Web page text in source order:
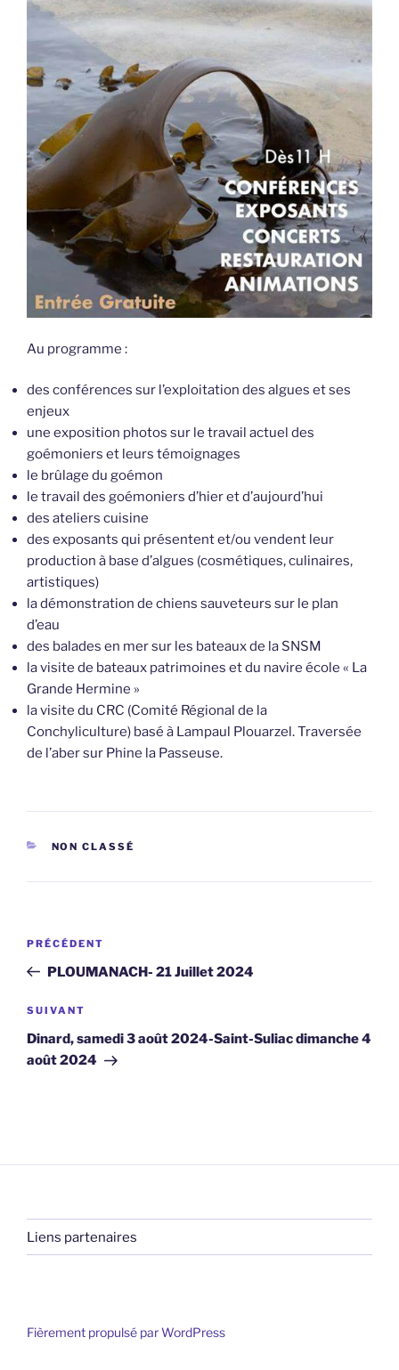
Au programme :
des conférences sur l’exploitation des algues et ses
enjeux
une exposition photos sur le travail actuel des
goémoniers et leurs témoignages
le brûlage du goémon
le travail des goémoniers d’hier et d’aujourd’hui
des ateliers cuisine
des exposants qui présentent et/ou vendent leur
production à base d’algues (cosmétiques, culinaires,
artistiques)
la démonstration de chiens sauveteurs sur le plan
d’eau
des balades en mer sur les bateaux de la SNSM
la visite de bateaux patrimoines et du navire école « La
Grande Hermine »
la visite du CRC (Comité Régional de la
Conchyliculture) basé à Lampaul Plouarzel. Traversée
de l’aber sur Phine la Passeuse.
CATÉGORIES
NON CLASSÉ
Navigation
l’article
Article
précédent
PRÉCÉDENT
PLOUMANACH- 21 Juillet 2024
Article
suivant
SUIVANT
Dinard, samedi 3 août 2024-Saint-Suliac dimanche 4
août 2024
Liens partenaires
Fièrement propulsé par WordPress